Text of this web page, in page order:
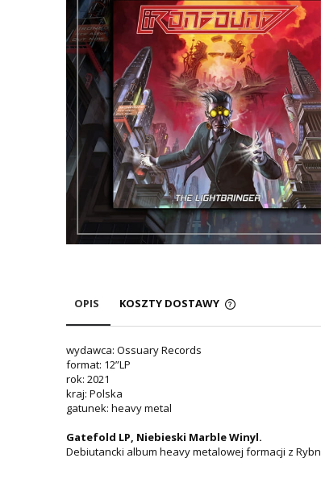
OPIS KOSZTY DOSTAWY
wydawca: Ossuary Records
format: 12”LP
rok: 2021
kraj: Polska
gatunek: heavy metal
Gatefold LP, Niebieski Marble Winyl.
Debiutancki album heavy metalowej formacji z